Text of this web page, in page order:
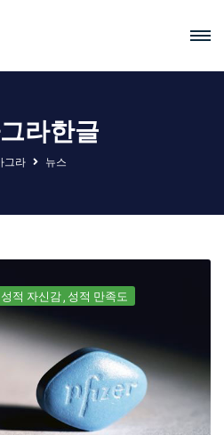
라한글
그라 뉴스
성적 자신감 성적 만족도